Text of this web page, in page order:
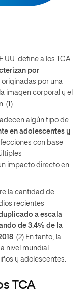
define a los TCA
por
, originadas por una
imagen corporal y el
(1)
algún tipo de
en adolescentes y
con base
impacto directo en
la cantidad de
recientes
a escala
de 3.4% de la
. (2) En tanto, la
nivel mundial
y adolescentes.
TCA